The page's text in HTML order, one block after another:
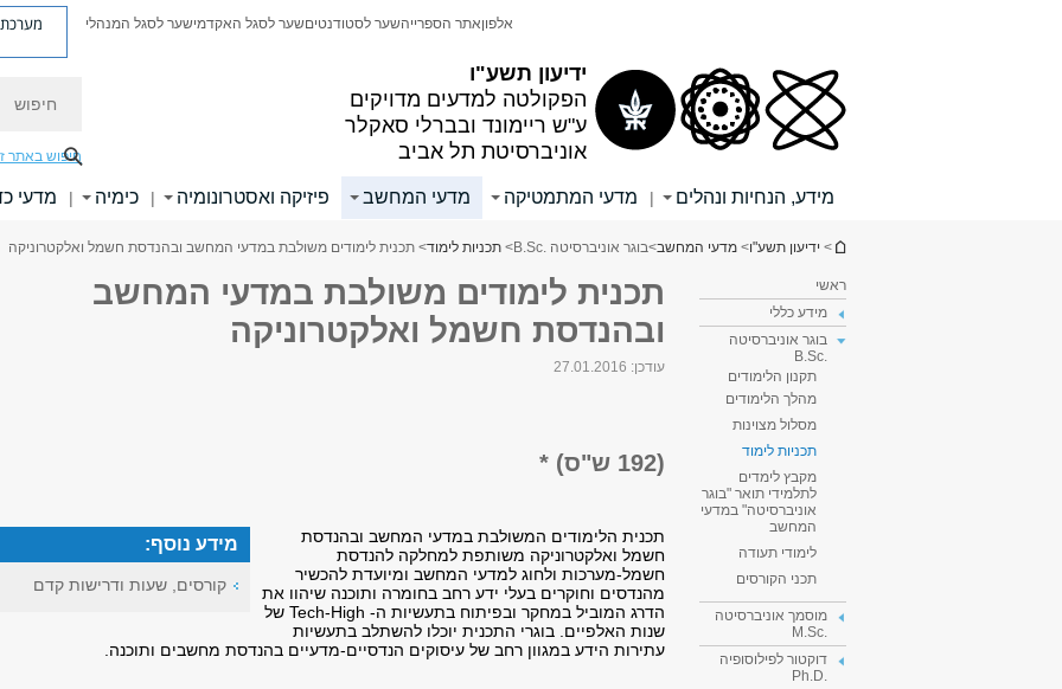
ידיעון תשע"ו
הפקולטה למדעים מדויקים
ע"ש ריימונד ובברלי סאקלר
אוניברסיטת תל אביב
אלפוןאתר הספרייהשער לסטודנטיםשער לסגל האקדמישער לסגל המנהלי מערכת
חיפוש באתר
מידע, הנחיות ונהלים | מדעי המתמטיקה מדעי המחשב פיזיקה ואסטרונומיה | כימיה | מדעי
הינך נמצא כאן
> ידיעון תשע"ו> מדעי המחשב>בוגר אוניברסיטה .B.Sc > תכניות לימוד> תכנית לימודים משולבת במדעי המחשב ובהנדסת חשמל ואלקטרוניקה
ראשי
מידע כללי
בוגר אוניברסיטה
.B.Sc
תקנון הלימודים
מהלך הלימודים
מסלול מצוינות
תכניות לימוד
מקבץ לימדים
לתלמידי תואר "בוגר
אוניברסיטה" במדעי
המחשב
לימודי תעודה
תכני הקורסים
מוסמך אוניברסיטה
.M.Sc
דוקטור לפילוסופיה
.Ph.D
תכנית לימודים משולבת במדעי המחשב
ובהנדסת חשמל ואלקטרוניקה
עודכן: 27.01.2016
(192 ש"ס) *
מידע נוסף:
קורסים, שעות ודרישות קדם
תכנית הלימודים המשולבת במדעי המחשב ובהנדסת
חשמל ואלקטרוניקה משותפת למחלקה להנדסת
חשמל-מערכות ולחוג למדעי המחשב ומיועדת להכשיר
מהנדסים וחוקרים בעלי ידע רחב בחומרה ותוכנה שיהוו את
הדרג המוביל במחקר ובפיתוח בתעשיות ה- High
‑
Tech של
שנות האלפיים. בוגרי התכנית יוכלו להשתלב בתעשיות
עתירות הידע במגוון רחב של עיסוקים הנדסיים-מדעיים בהנדסת מחשבים ותוכנה.